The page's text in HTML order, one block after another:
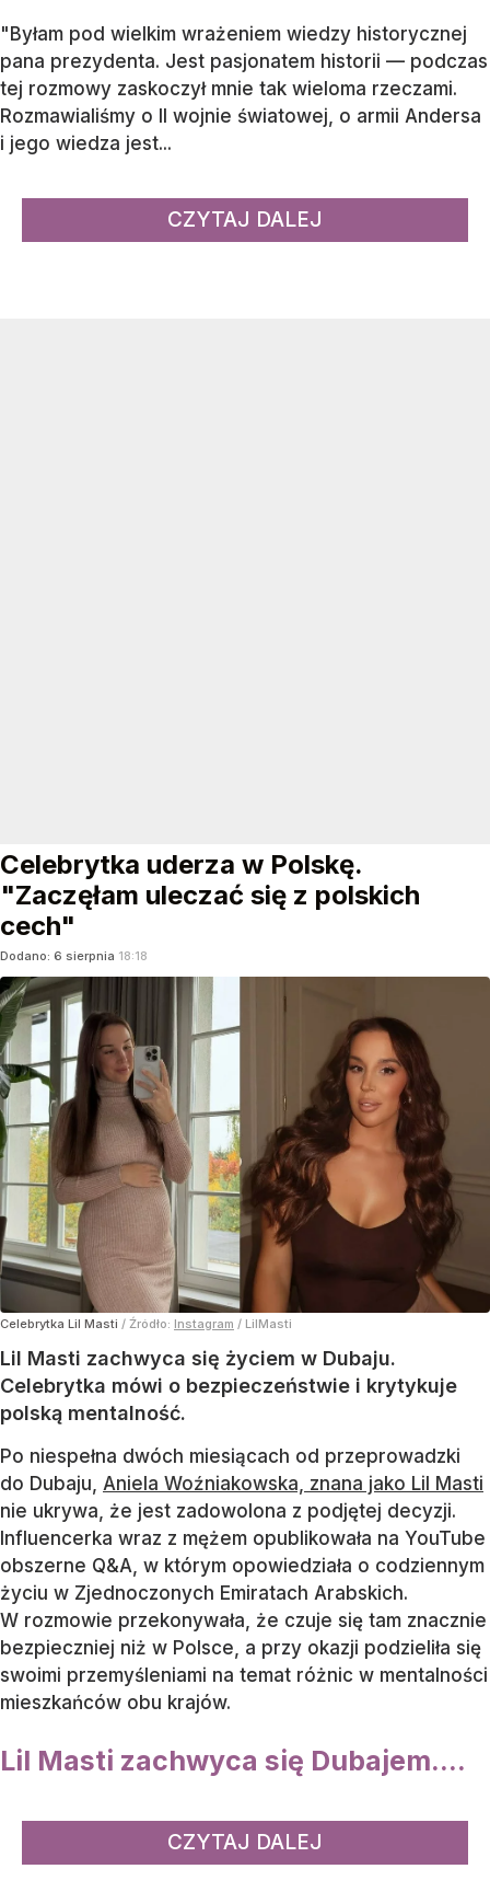
"Byłam pod wielkim wrażeniem wiedzy historycznej
pana prezydenta. Jest pasjonatem historii — podczas
tej rozmowy zaskoczył mnie tak wieloma rzeczami.
Rozmawialiśmy o II wojnie światowej, o armii Andersa
i jego wiedza jest...
CZYTAJ DALEJ
Celebrytka uderza w Polskę.
"Zaczęłam uleczać się z polskich
cech"
Dodano: 6 sierpnia 18:18
Celebrytka Lil Masti / Źródło: Instagram / LilMasti
Lil Masti zachwyca się życiem w Dubaju.
Celebrytka mówi o bezpieczeństwie i krytykuje
polską mentalność.
Po niespełna dwóch miesiącach od przeprowadzki
do Dubaju, Aniela Woźniakowska, znana jako Lil Masti
nie ukrywa, że jest zadowolona z podjętej decyzji.
Influencerka wraz z mężem opublikowała na YouTube
obszerne Q&A, w którym opowiedziała o codziennym
życiu w Zjednoczonych Emiratach Arabskich.
W rozmowie przekonywała, że czuje się tam znacznie
bezpieczniej niż w Polsce, a przy okazji podzieliła się
swoimi przemyśleniami na temat różnic w mentalności
mieszkańców obu krajów.
Lil Masti zachwyca się Dubajem....
CZYTAJ DALEJ